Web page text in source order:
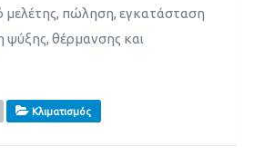
μελέτης, πώληση, εγκατάσταση
ψύξης, θέρμανσης και
Κλιματισμός